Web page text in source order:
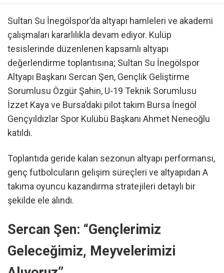
Sultan Su İnegölspor’da altyapı hamleleri ve akademi
çalışmaları kararlılıkla devam ediyor. Kulüp
tesislerinde düzenlenen kapsamlı altyapı
değerlendirme toplantısına; Sultan Su İnegölspor
Altyapı Başkanı Sercan Şen, Gençlik Geliştirme
Sorumlusu Özgür Şahin, U-19 Teknik Sorumlusu
İzzet Kaya ve Bursa’daki pilot takım Bursa İnegöl
Gençyıldızlar Spor Kulübü Başkanı Ahmet Neneoğlu
katıldı.
Toplantıda geride kalan sezonun altyapı performansı,
genç futbolcuların gelişim süreçleri ve altyapıdan A
takıma oyuncu kazandırma stratejileri detaylı bir
şekilde ele alındı.
Sercan Şen: “Gençlerimiz
Geleceğimiz, Meyvelerimizi